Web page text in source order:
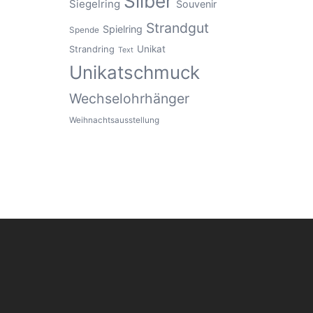
Siegelring Souvenir
Spende Spielring Strandgut
Strandring Text Unikat
Unikatschmuck
Wechselohrhänger
Weihnachtsausstellung